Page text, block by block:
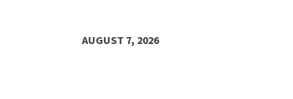
AUGUST 7, 2026